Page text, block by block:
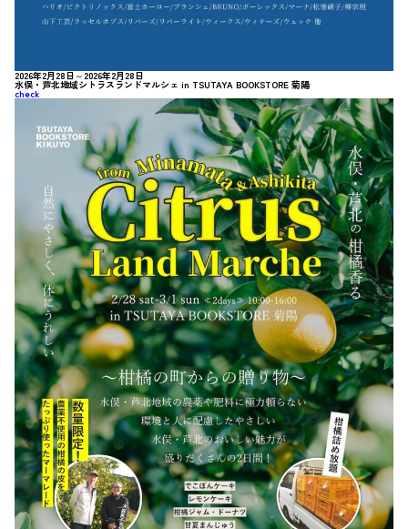
2026年2月28日～2026年2月28日
水俣・芦北地域シトラスランドマルシェ in TSUTAYA BOOKSTORE 菊陽
check